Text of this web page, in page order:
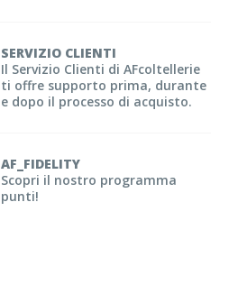
SERVIZIO CLIENTI
Il Servizio Clienti di AFcoltellerie
ti offre supporto prima, durante
e dopo il processo di acquisto.
AF_FIDELITY
Scopri il nostro programma
punti!